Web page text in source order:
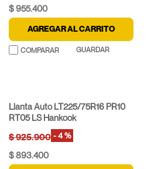
$955.400
AGREGAR AL CARRITO
Llanta Auto LT225/75R16 PR10
RT05 LS Hankook
$925.900
$893.400
-4 %